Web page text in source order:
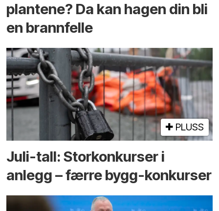
plantene? Da kan hagen din bli
en brannfelle
PLUSS
Juli-tall: Storkonkurser i
anlegg – færre bygg-konkurser